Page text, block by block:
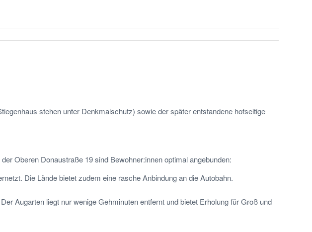
stehen unter Denkmalschutz) sowie der später entstandene hofseitige
Oberen Donaustraße 19 sind Bewohner:innen optimal angebunden:
Die Lände bietet zudem eine rasche Anbindung an die Autobahn.
Augarten liegt nur wenige Gehminuten entfernt und bietet Erholung für Groß und